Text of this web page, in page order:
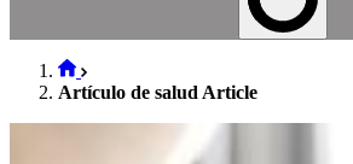
Artículo de salud Article